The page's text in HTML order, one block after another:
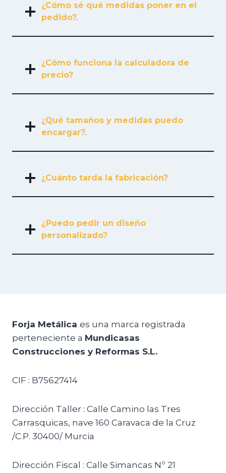
¿Cómo sé qué medidas poner en el
pedido?.
¿Cómo funciona la calculadora de
precio?
¿Qué tamaños y medidas puedo
encargar?.
¿Cuánto tarda la fabricación?
¿Puedo pedir un diseño
personalizado?
Forja Metálica es una marca registrada
perteneciente a Mundicasas
Construcciones y Reformas S.L.
CIF : B75627414
Dirección Taller : Calle Camino las Tres
Carrasquicas, nave 160 Caravaca de la Cruz
/C.P. 30400/ Murcia
Dirección Fiscal : Calle Simancas Nº 21